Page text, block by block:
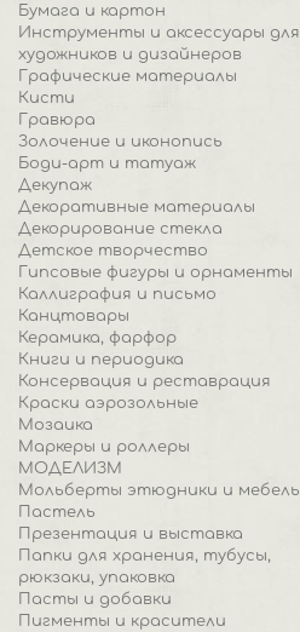
Бумага и картон
Инструменты и аксессуары для
художников и дизайнеров
Графические материалы
Кисти
Гравюра
Золочение и иконопись
Боди-арт и татуаж
Декупаж
Декоративные материалы
Декорирование стекла
Детское творчество
Гипсовые фигуры и орнаменты
Каллиграфия и письмо
Канцтовары
Керамика, фарфор
Книги и периодика
Консервация и реставрация
Краски аэрозольные
Мозаика
Маркеры и роллеры
МОДЕЛИЗМ
Мольберты этюдники и мебель
Пастель
Презентация и выставка
Папки для хранения, тубусы,
рюкзаки, упаковка
Пасты и добавки
Пигменты и красители